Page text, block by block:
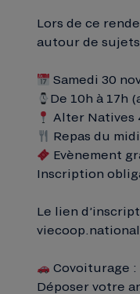
Lors de ce
autour de sujets
Samedi 30
De 10h à 17h
Alter Natives
Repas du
Evènement
Inscription
Le lien
Covoiturage :
Déposer votre